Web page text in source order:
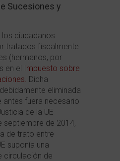
Sucesiones y
los ciudadanos
tratados fiscalmente
(hermanos, por
en el Impuesto sobre
Dicha
eliminada
antes fuera necesario
de la UE
septiembre de 2014,
de trato entre
suponía una
circulación de